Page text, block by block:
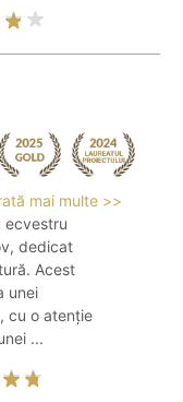
mai multe >>
ecvestru
dedicat
Acest
unei
cu o atenție
...